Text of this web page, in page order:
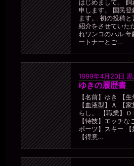
はじめまして。 飼
申します。 国民
ます。 初の投稿
紹介をさせていた
れワンコのハル
ートナーとご...
1999年4月20日
ゆきの履歴書
【名前】ゆき 【
【血液型】Ａ 【
らし。 【職業】
【特技】エッチ
ポーツ】スキー
【得意...